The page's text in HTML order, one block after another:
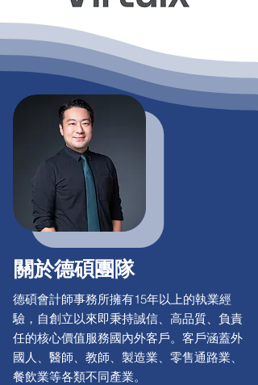
關於德碩團隊
德碩會計師事務所擁有15年以上的執業經
驗，自創立以來即秉持誠信、高品質、負責
任的核心價值服務國內外客戶。客戶涵蓋外
國人、醫師、教師、製造業、零售通路業、
餐飲業等各類不同產業。